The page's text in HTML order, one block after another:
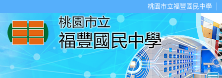
桃園市立福豐國民中學